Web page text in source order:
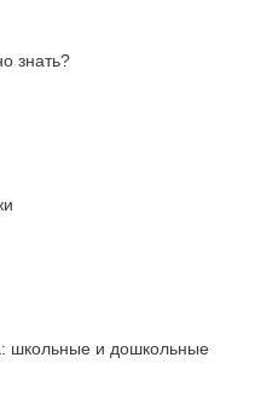
знать?
школьные и дошкольные